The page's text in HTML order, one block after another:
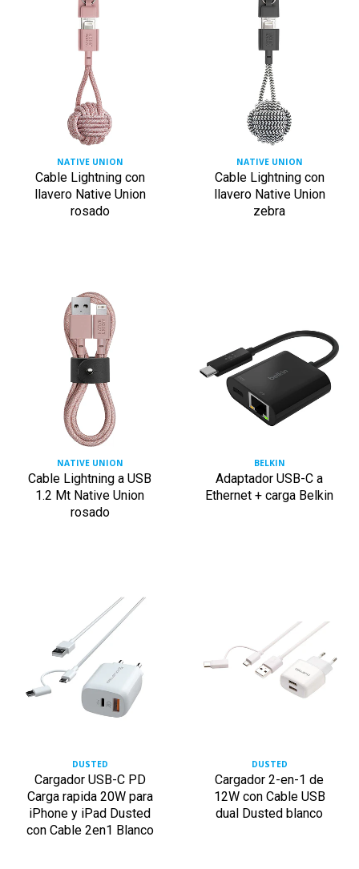
NATIVE UNION
Cable Lightning con
llavero Native Union
rosado
NATIVE UNION
Cable Lightning con
llavero Native Union
zebra
NATIVE UNION
Cable Lightning a USB
1.2 Mt Native Union
rosado
BELKIN
Adaptador USB-C a
Ethernet + carga Belkin
DUSTED
Cargador USB-C PD
Carga rapida 20W para
iPhone y iPad Dusted
con Cable 2en1 Blanco
DUSTED
Cargador 2-en-1 de
12W con Cable USB
dual Dusted blanco